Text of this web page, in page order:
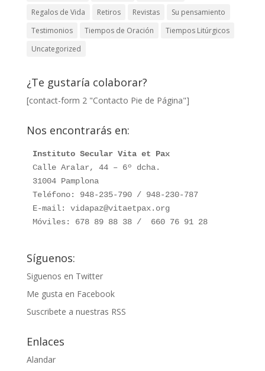
Regalos de Vida Retiros Revistas
Su pensamiento
Testimonios
Tiempos de Oración
Tiempos Litúrgicos
Uncategorized
¿Te gustaría colaborar?
[contact-form 2 "Contacto Pie de Página"]
Nos encontrarás en:
Instituto Secular Vita et Pax
Calle Aralar, 44 – 6º dcha.
31004 Pamplona
Teléfono: 948-235-790 / 948-230-787
E-mail: vidapaz@vitaetpax.org
Móviles: 678 89 88 38 /  660 76 91 28
Síguenos:
Siguenos en Twitter
Me gusta en Facebook
Suscribete a nuestras RSS
Enlaces
Alandar